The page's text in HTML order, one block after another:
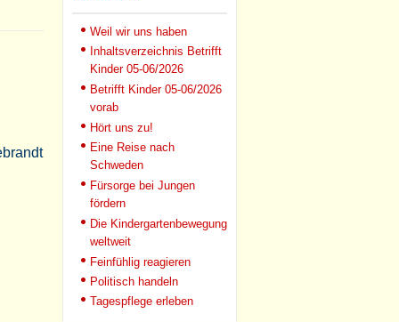
Weil wir uns haben
Inhaltsverzeichnis Betrifft
Kinder 05-06/2026
Betrifft Kinder 05-06/2026
vorab
Hört uns zu!
Eine Reise nach
Schweden
Fürsorge bei Jungen
fördern
Die Kindergartenbewegung
weltweit
Feinfühlig reagieren
Politisch handeln
Tagespflege erleben